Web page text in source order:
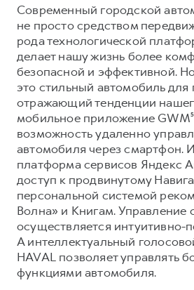
Сервис для корпоративных
HAVAL Лизинг
АКСЕССУАРЫ HAVAL
Автомобильные аксессуары
Коллекция CITY
Коллекция Базовая
Коллекция Детская
АКСЕССУАРЫ HAVAL
Автомобильные аксессуары
Коллекция CITY
Коллекция Базовая
Коллекция Детская
Современный городской
не просто средством
рода технологической
делает нашу жизнь более
безопасной и эффективной.
это стильный автомобиль для
отражающий тенденции
мобильное приложение
возможность удаленно
автомобиля через смартфон.
платформа сервисов Яндекс
доступ к продвинутому
персональной системой
Волна» и Книгам. Управление
осуществляется интуитивно-
А интеллектуальный
HAVAL позволяет управлять
функциями автомобиля.